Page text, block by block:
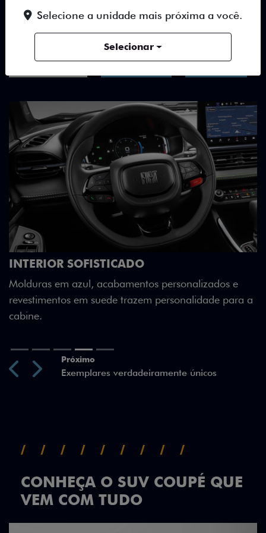
FASTBACK
DESTAQUES HÍBRIDOS DESIGN
e
para a
EXEMPLARES
A placa metálica numerada reforça o
edição especial 50 anos.
CONHEÇA O SUV COUPÉ QUE
VEM COM TUDO
Selecione a unidade mais próxima a você.
Selecionar